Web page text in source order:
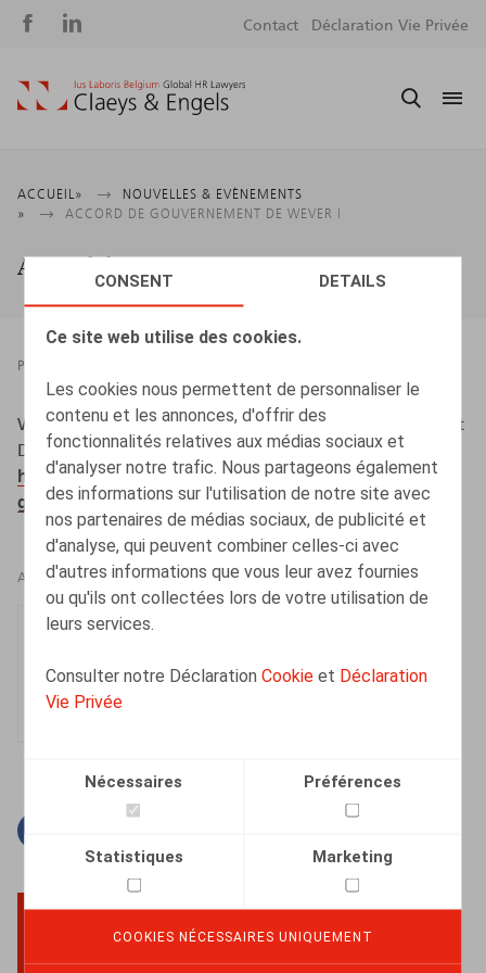
CONSENT DETAILS
Ce site web utilise des cookies.
Les cookies nous permettent de personnaliser le
contenu et les annonces, d'offrir des
fonctionnalités relatives aux médias sociaux et
d'analyser notre trafic. Nous partageons également
des informations sur l'utilisation de notre site avec
nos partenaires de médias sociaux, de publicité et
d'analyse, qui peuvent combiner celles-ci avec
d'autres informations que vous leur avez fournies
ou qu'ils ont collectées lors de votre utilisation de
leurs services.
Consulter notre DéclarationCookie et Déclaration
Vie Privée
Nécessaires Préférences
Statistiques Marketing
COOKIES NÉCESSAIRES UNIQUEMENT
Social
Contact Déclaration Vie Privée
Fil
ACCUEIL
NOUVELLES & EVÈNEMENTS
ACCORD DE GOUVERNEMENT DE WEVER I
Accord de gouvernement De Wever I
PRESSROOM
Wouters, O. (2025, 19 février). Accord de gouvernement
De Wever I.BECI Community.
https://www.beci.be/blog/talents-33/accord-de-
gouvernement-de-wever-i-4306
AUTEURS